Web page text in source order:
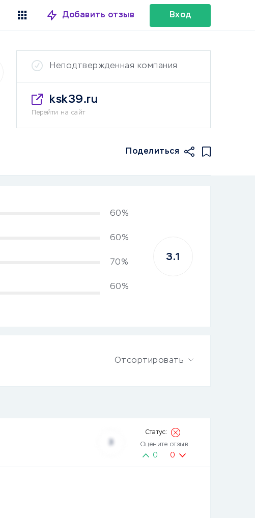
Добавить отзыв Вход
Неподтвержденная компания
ksk39.ru
Перейти на сайт
Поделиться
60%
60%
70%
60%
3.1
Отсортировать
Оцените отзыв
0 0